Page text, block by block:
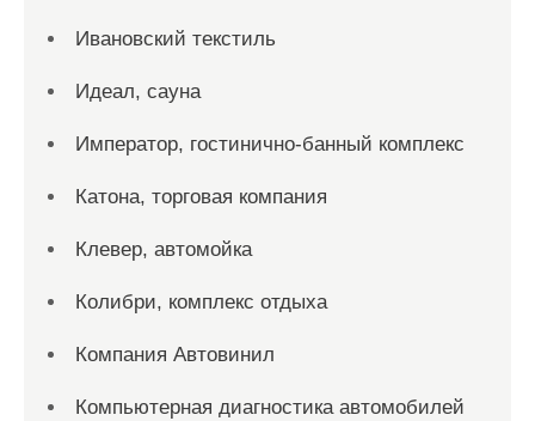
Ивановский текстиль
Идеал, сауна
Император, гостинично-банный комплекс
Катона, торговая компания
Клевер, автомойка
Колибри, комплекс отдыха
Компания Автовинил
Компьютерная диагностика автомобилей